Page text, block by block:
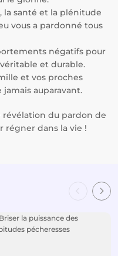
la santé et la plénitude
vous a pardonné tous
négatifs pour
et durable.
et vos proches
jamais auparavant.
révélation du pardon de
régner dans la vie !